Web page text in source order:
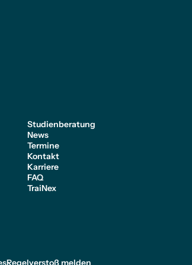
Studienberatung
News
Termine
Kontakt
Karriere
FAQ
TraiNex
Regelverstoß melden